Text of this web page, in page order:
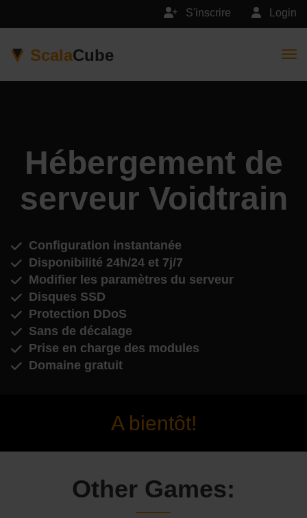
Login
S'inscrire
ScalaCube
Hébergement de
serveur Voidtrain
Configuration instantanée
Disponibilité 24h/24 et 7j/7
Modifier les paramètres du serveur
Disques SSD
Protection DDoS
Sans de décalage
Prise en charge des modules
Domaine gratuit
A bientôt!
Other Games: